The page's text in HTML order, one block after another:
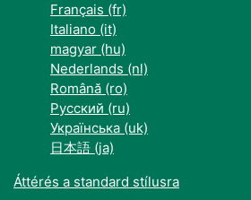
Français ‎(fr)‎
Italiano ‎(it)‎
magyar ‎(hu)‎
Nederlands ‎(nl)‎
Română ‎(ro)‎
Русский ‎(ru)‎
Українська ‎(uk)‎
日本語 ‎(ja)‎
Áttérés a standard stílusra